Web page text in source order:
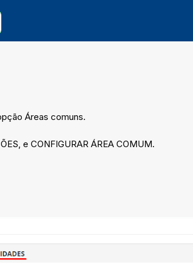
Áreas comuns.
e CONFIGURAR ÁREA COMUM.